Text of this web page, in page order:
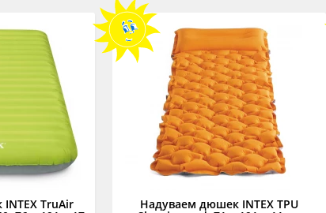
TruAir Надуваем дюшек INTEX TPU